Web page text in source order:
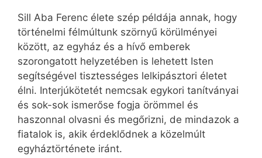
Sill Aba Ferenc élete szép példája annak, hogy
történelmi félmúltunk szörnyű körülményei
között, az egyház és a hívő emberek
szorongatott helyzetében is lehetett Isten
segítségével tisztességes lelkipásztori életet
élni. Interjúkötetét nemcsak egykori tanítványai
és sok-sok ismerőse fogja örömmel és
haszonnal olvasni és megőrizni, de mindazok a
fiatalok is, akik érdeklődnek a közelmúlt
egyháztörténete iránt.